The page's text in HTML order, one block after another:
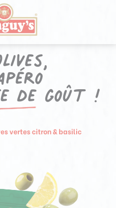
de goût !
vertes citron & basilic